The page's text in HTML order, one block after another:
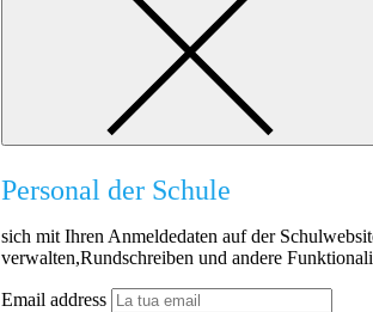
Personal der Schule
sich mit Ihren Anmeldedaten auf der
verwalten,Rundschreiben und andere
Email address